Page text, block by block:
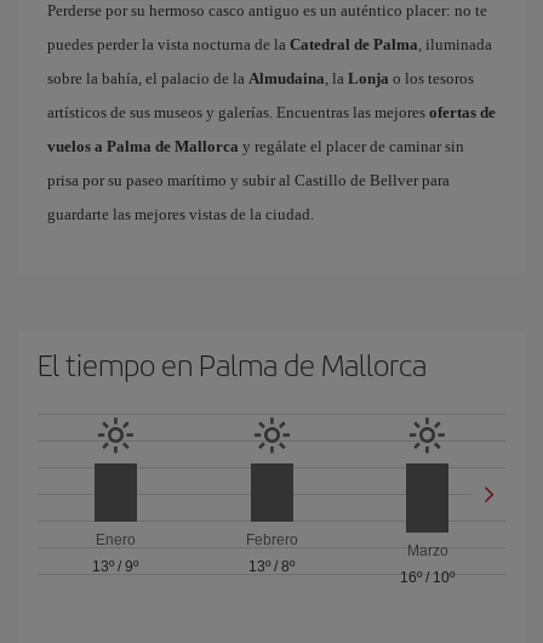
Perderse por su hermoso casco antiguo es un auténtico placer: no te
puedes perder la vista nocturna de la Catedral de Palma, iluminada
sobre la bahía, el palacio de la Almudaina, la Lonja o los tesoros
artísticos de sus museos y galerías. Encuentras las mejores ofertas de
vuelos a Palma de Mallorca y regálate el placer de caminar sin
prisa por su paseo marítimo y subir al Castillo de Bellver para
guardarte las mejores vistas de la ciudad.
El tiempo en Palma de Mallorca
Enero
13º /9º
Febrero
13º / 8º
Marzo
16º/ 10º